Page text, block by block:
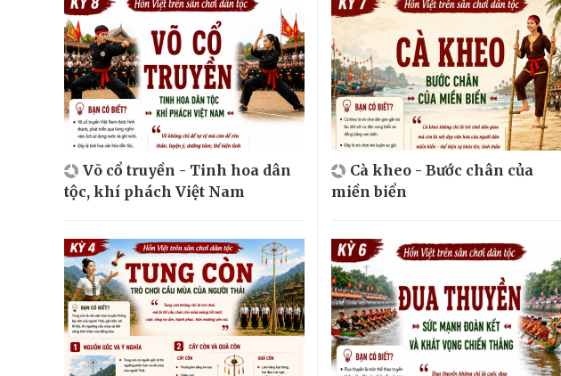
Võ cổ truyền - Tinh hoa dân
tộc, khí phách Việt Nam
Cà kheo - Bước chân của
miền biển